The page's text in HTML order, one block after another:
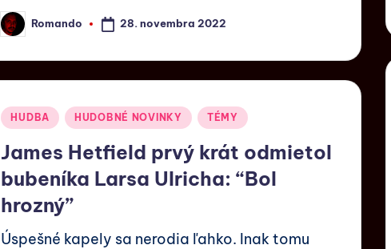
Romando 28. novembra 2022
HUDBA HUDOBNÉ NOVINKY TÉMY
James Hetfield prvý krát odmietol
bubeníka Larsa Ulricha: “Bol
hrozný”
Úspešné kapely sa nerodia ľahko. Inak tomu